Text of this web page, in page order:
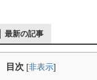
最新の記事
目次 [非表示]